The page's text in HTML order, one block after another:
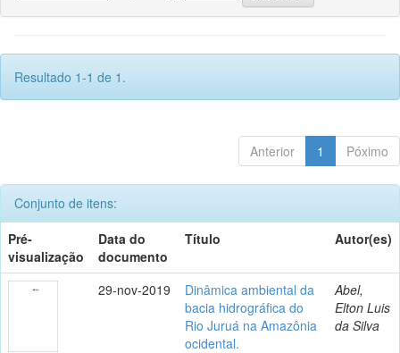
Resultado 1-1 de 1.
Anterior 1 Póximo
Conjunto de itens:
Pré-
visualização
Data do
documento
Título Autor(es)
29-nov-2019
Dinâmica ambiental da
bacia hidrográfica do
Rio Juruá na Amazônia
ocidental.
Abel,
Elton Luis
da Silva